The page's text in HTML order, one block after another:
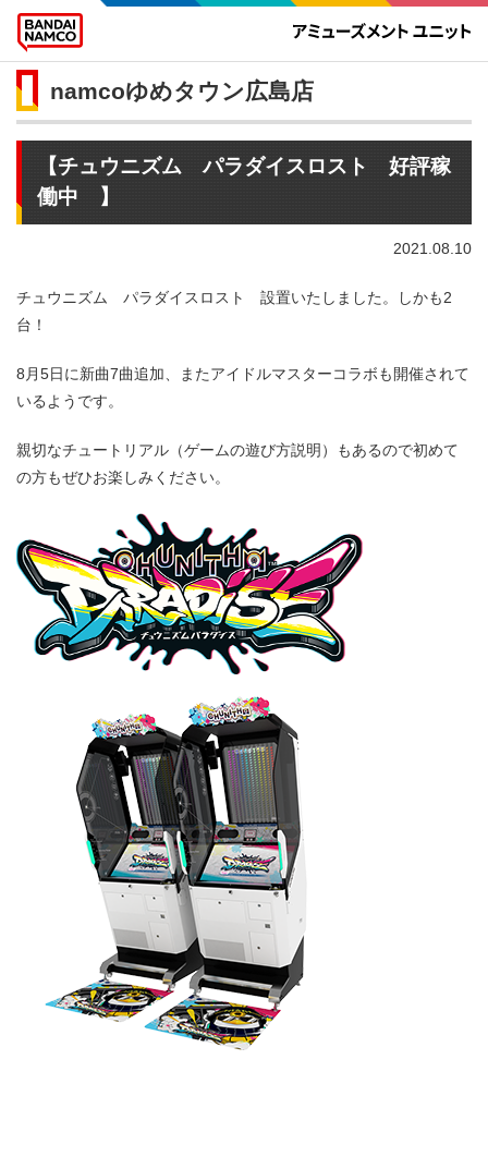
namcoゆめタウン広島店
【チュウニズム パラダイスロスト 好評稼
働中 】
2021.08.10
チュウニズム パラダイスロスト 設置いたしました。しかも2
台！
8月5日に新曲7曲追加、またアイドルマスターコラボも開催されて
いるようです。
親切なチュートリアル（ゲームの遊び方説明）もあるので初めて
の方もぜひお楽しみください。